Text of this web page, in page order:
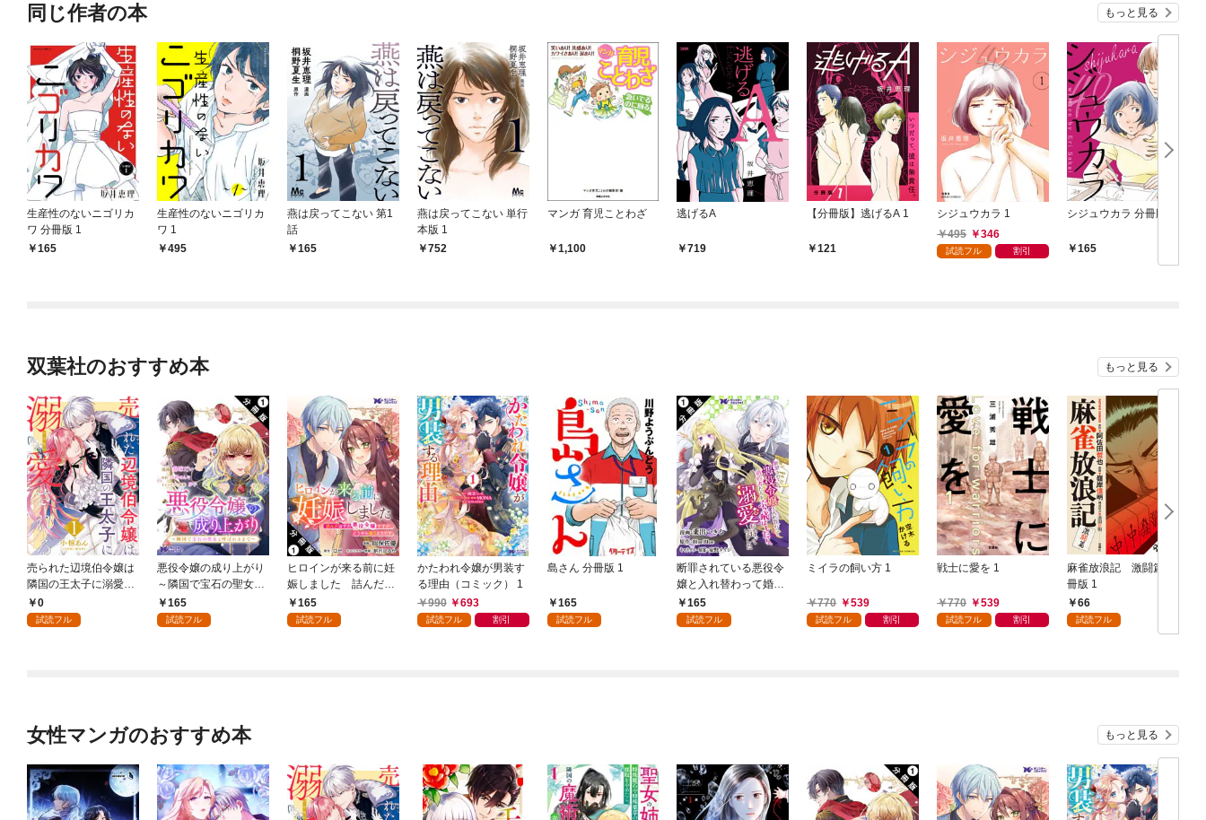
同じ作者の本 もっと見る
生産性のないニゴリカ
ワ 分冊版 1
165
生産性のないニゴリカ
ワ 1
495
燕は戻ってこない 第1
話
165
燕は戻ってこない 単行
本版 1
752
マンガ 育児ことわざ
1,100
逃げるA
719
【分冊版】逃げるA 1
121
シジュウカラ 1
495
346
試読フル 割引
シジュウカラ 分冊版 1
165
双葉社のおすすめ本 もっと見る
売られた辺境伯令嬢は
隣国の王太子に溺愛さ
れる 1
0
試読フル
悪役令嬢の成り上がり
～隣国で宝石の聖女と
呼ばれるまで～（コミ
ック） 分冊版 1
165
試読フル
ヒロインが来る前に妊
娠しました 詰んだは
ずの悪役令嬢ですが、
どうやら違うようです
165
試読フル
かたわれ令嬢が男装す
る理由（コミック） 1
990
693
試読フル 割引
島さん 分冊版 1
165
試読フル
断罪されている悪役令
嬢と入れ替わって婚約
者たちをぶっ飛ばした
ら、溺愛が待っていま
165
試読フル
ミイラの飼い方 1
770 539
試読フル 割引
戦士に愛を 1
770 539
試読フル 割引
麻雀放浪記 激闘篇 分
冊版 1
66
試読フル
女性マンガのおすすめ本 もっと見る